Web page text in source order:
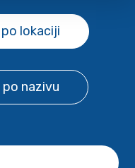
po lokaciji
po nazivu